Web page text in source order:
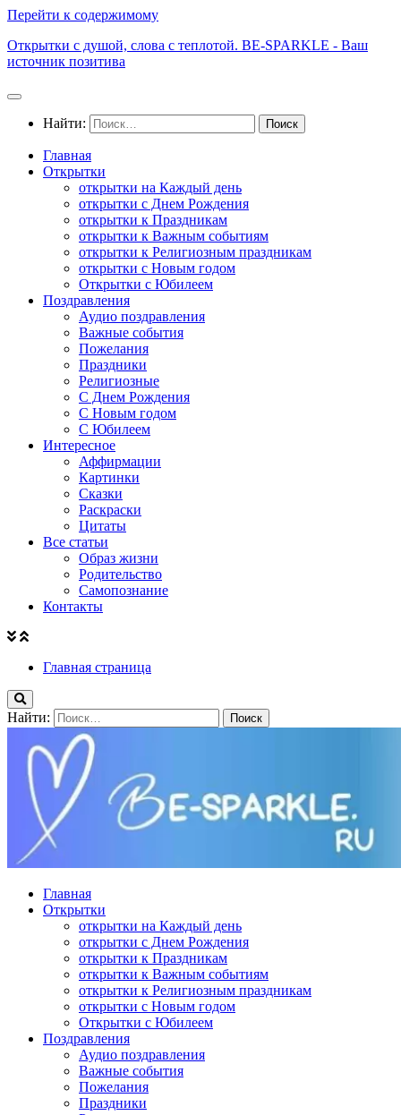
Перейти к содержимому
Открытки с душой, слова с теплотой. BE-SPARKLE - Ваш
источник позитива
Найти:
Главная
Открытки
открытки на Каждый день
открытки с Днем Рождения
открытки к Праздникам
открытки к Важным событиям
открытки к Религиозным праздникам
открытки с Новым годом
Открытки с Юбилеем
Поздравления
Аудио поздравления
Важные события
Пожелания
Праздники
Религиозные
С Днем Рождения
С Новым годом
С Юбилеем
Интересное
Аффирмации
Картинки
Сказки
Раскраски
Цитаты
Все статьи
Образ жизни
Родительство
Самопознание
Контакты
Главная страница
Найти:
Главная
Открытки
открытки на Каждый день
открытки с Днем Рождения
открытки к Праздникам
открытки к Важным событиям
открытки к Религиозным праздникам
открытки с Новым годом
Открытки с Юбилеем
Поздравления
Аудио поздравления
Важные события
Пожелания
Праздники